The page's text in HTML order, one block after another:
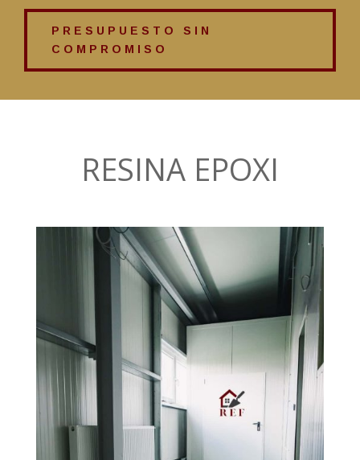
PRESUPUESTO SIN
COMPROMISO
RESINA EPOXI